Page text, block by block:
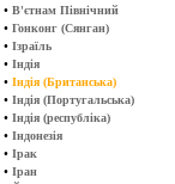
• В'єтнам Північний
• Гонконг (Сянган)
• Ізраїль
• Індія
• Індія (Британська)
• Індія (Португальська)
• Індія (республіка)
• Індонезія
• Ірак
• Іран